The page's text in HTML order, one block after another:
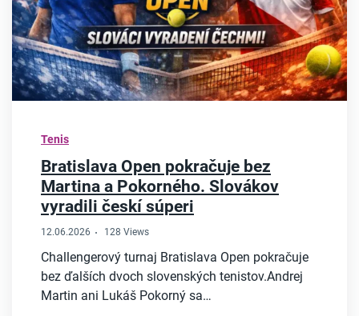
Tenis
Bratislava Open pokračuje bez
Martina a Pokorného. Slovákov
vyradili českí súperi
12.06.2026 128 Views
Challengerový turnaj Bratislava Open pokračuje
bez ďalších dvoch slovenských tenistov.Andrej
Martin ani Lukáš Pokorný sa…